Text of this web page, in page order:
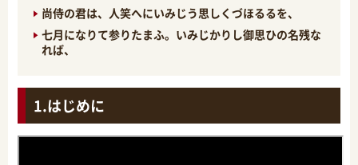
尚侍の君は、人笑へにいみじう思しくづほるるを、
七月になりて参りたまふ。いみじかりし御思ひの名残な
れば、
はじめに